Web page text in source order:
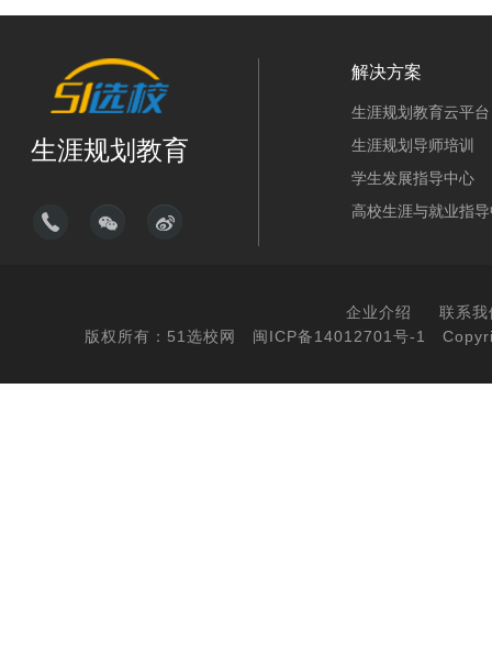
生涯规划教育
解决方案
生涯规划教育云平台
生涯规划导师培训
学生发展指导中心
高校生涯与就业指
企业介绍
联系我
版权所有：51选校网
闽ICP备14012701号-1